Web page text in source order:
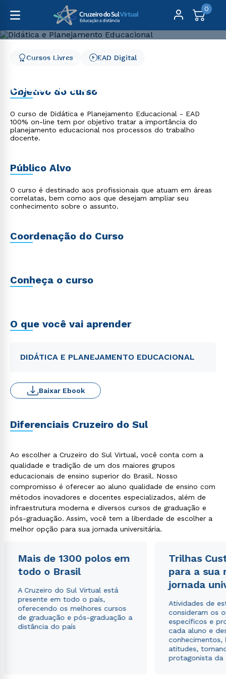
0
Cursos Livres
Educação
Didática e Planejamento
Educacional
Cursos Livres EAD Digital
Objetivo do curso
O curso de Didática e Planejamento Educacional - EAD
100% on-line tem por objetivo tratar a importância do
planejamento educacional nos processos do trabalho
docente.
Público Alvo
O curso é destinado aos profissionais que atuam em áreas
correlatas, bem como aos que desejam ampliar seu
conhecimento sobre o assunto.
Coordenação do Curso
Conheça o curso
O que você vai aprender
DIDÁTICA E PLANEJAMENTO EDUCACIONAL
Baixar Ebook
Diferenciais Cruzeiro do Sul
Ao escolher a Cruzeiro do Sul Virtual, você conta com a
qualidade e tradição de um dos maiores grupos
educacionais de ensino superior do Brasil. Nosso
compromisso é oferecer ao aluno qualidade de ensino com
métodos inovadores e docentes especializados, além de
infraestrutura moderna e diversos cursos de graduação e
pós-graduação. Assim, você tem a liberdade de escolher a
melhor opção para sua jornada universitária.
Mais de 1300 polos em
todo o Brasil
A Cruzeiro do Sul Virtual está
presente em todo o país,
oferecendo os melhores cursos
de graduação e pós-graduação a
distância do país
Trilhas
para a sua
jornada
Atividades de
consideram os
específicos e
cada aluno e
conhecimentos,
atitudes,
protagonista da